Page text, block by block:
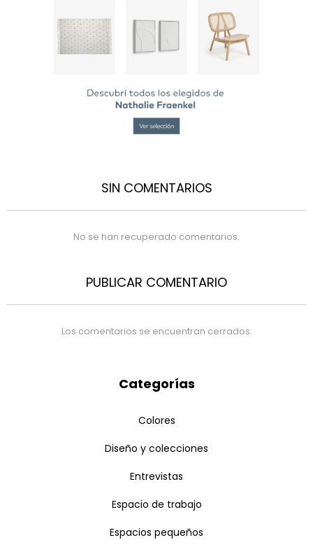
SIN COMENTARIOS
No se han recuperado comentarios.
PUBLICAR COMENTARIO
Los comentarios se encuentran cerrados.
Categorías
Colores
Diseño y colecciones
Entrevistas
Espacio de trabajo
Espacios pequeños